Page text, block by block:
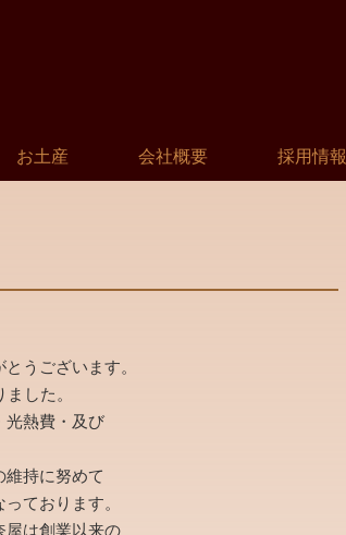
お土産 会社概要 採用情報
うございます。
した。
光熱費・及び
持に努めて
ております。
は創業以来の